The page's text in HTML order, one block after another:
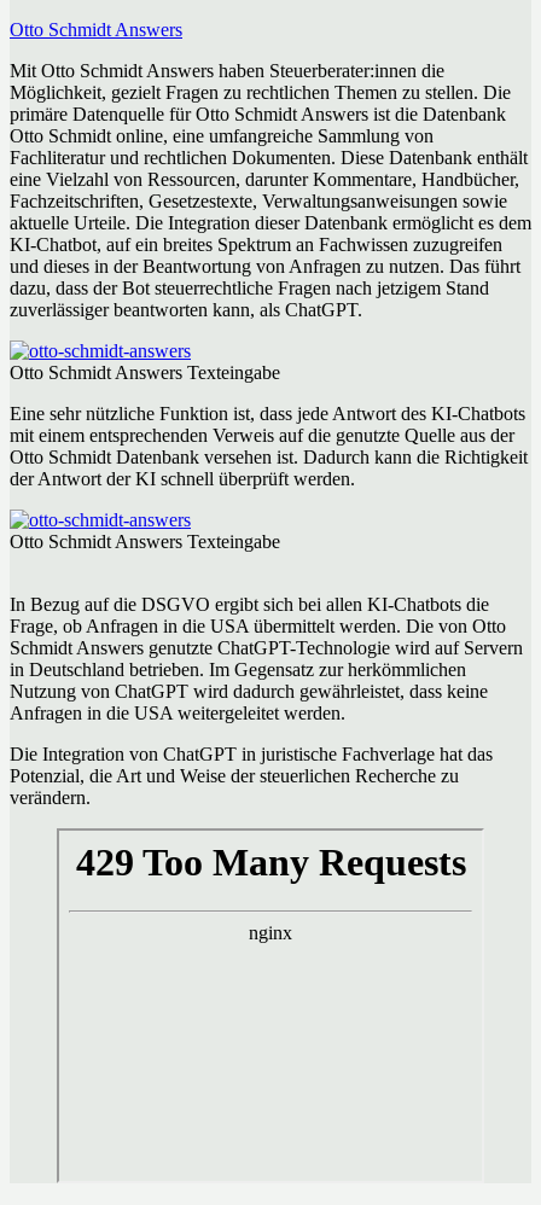
Otto Schmidt Answers
Mit Otto Schmidt Answers haben Steuerberater:innen die
Möglichkeit, gezielt Fragen zu rechtlichen Themen zu stellen. Die
primäre Datenquelle für Otto Schmidt Answers ist die Datenbank
Otto Schmidt online, eine umfangreiche Sammlung von
Fachliteratur und rechtlichen Dokumenten. Diese Datenbank enthält
eine Vielzahl von Ressourcen, darunter Kommentare, Handbücher,
Fachzeitschriften, Gesetzestexte, Verwaltungsanweisungen sowie
aktuelle Urteile. Die Integration dieser Datenbank ermöglicht es dem
KI-Chatbot, auf ein breites Spektrum an Fachwissen zuzugreifen
und dieses in der Beantwortung von Anfragen zu nutzen. Das führt
dazu, dass der Bot steuerrechtliche Fragen nach jetzigem Stand
zuverlässiger beantworten kann, als ChatGPT.
Otto Schmidt Answers Texteingabe
Eine sehr nützliche Funktion ist, dass jede Antwort des KI-Chatbots
mit einem entsprechenden Verweis auf die genutzte Quelle aus der
Otto Schmidt Datenbank versehen ist. Dadurch kann die Richtigkeit
der Antwort der KI schnell überprüft werden.
Otto Schmidt Answers Texteingabe
In Bezug auf die DSGVO ergibt sich bei allen KI-Chatbots die
Frage, ob Anfragen in die USA übermittelt werden. Die von Otto
Schmidt Answers genutzte ChatGPT-Technologie wird auf Servern
in Deutschland betrieben. Im Gegensatz zur herkömmlichen
Nutzung von ChatGPT wird dadurch gewährleistet, dass keine
Anfragen in die USA weitergeleitet werden.
Die Integration von ChatGPT in juristische Fachverlage hat das
Potenzial, die Art und Weise der steuerlichen Recherche zu
verändern.